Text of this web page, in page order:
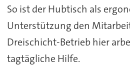
So ist der Hubtisch als
Unterstützung den
Dreischicht-Betrieb hier
tagtägliche Hilfe.